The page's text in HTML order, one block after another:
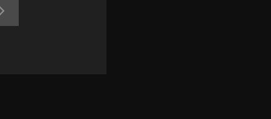
JETZT
ANMELDEN